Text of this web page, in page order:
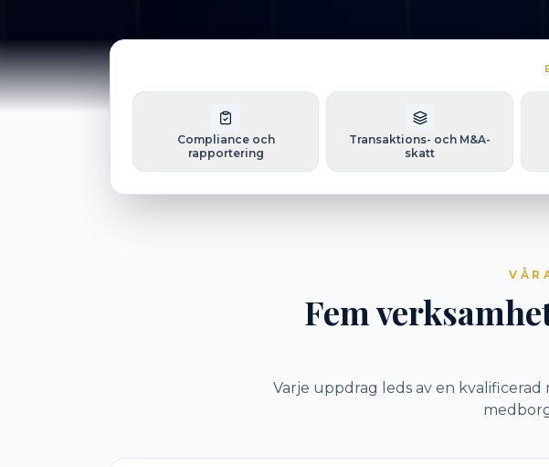
Compliance och
rapportering
Transaktions- och M&A-
skatt
Fem
Varje uppdrag leds av en